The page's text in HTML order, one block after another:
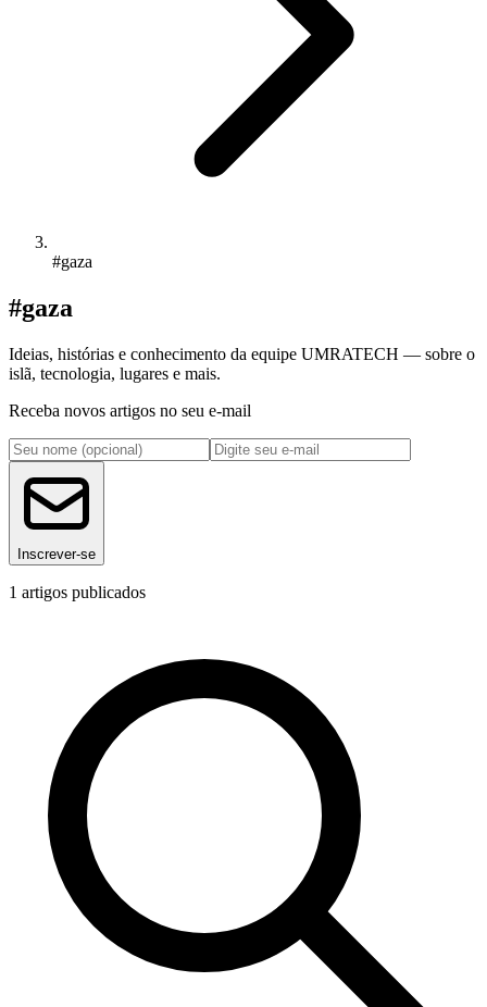
#gaza
#gaza
Ideias, histórias e conhecimento da equipe UMRATECH — sobre o
islã, tecnologia, lugares e mais.
Receba novos artigos no seu e-mail
Inscrever-se
1 artigos publicados